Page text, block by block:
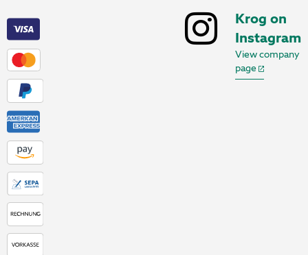
Krog on
Instagram
View company
page